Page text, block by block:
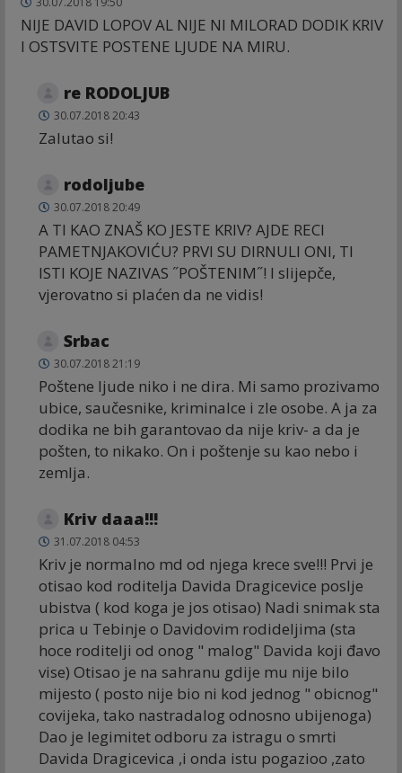
NIJE DAVID LOPOV AL NIJE NI MILORAD DODIK KRIV
I OSTSVITE POSTENE LJUDE NA MIRU.
re RODOLJUB
30.07.2018 20:43
Zalutao si!
rodoljube
30.07.2018 20:49
A TI KAO ZNAŠ KO JESTE KRIV? AJDE RECI
PAMETNJAKOVIĆU? PRVI SU DIRNULI ONI, TI
ISTI KOJE NAZIVAS ˝POŠTENIM˝! I slijepče,
vjerovatno si plaćen da ne vidis!
Srbac
30.07.2018 21:19
Poštene ljude niko i ne dira. Mi samo prozivamo
ubice, saučesnike, kriminalce i zle osobe. A ja za
dodika ne bih garantovao da nije kriv- a da je
pošten, to nikako. On i poštenje su kao nebo i
zemlja.
Kriv daaa!!!
31.07.2018 04:53
Kriv je normalno md od njega krece sve!!! Prvi je
otisao kod roditelja Davida Dragicevice poslje
ubistva ( kod koga je jos otisao) Nadi snimak sta
prica u Tebinje o Davidovim rodideljima (sta
hoce roditelji od onog " malog" Davida koji đavo
vise) Otisao je na sahranu gdije mu nije bilo
mijesto ( posto nije bio ni kod jednog " obicnog"
covijeka, tako nastradalog odnosno ubijenoga)
Dao je legimitet odboru za istragu o smrti
Davida Dragicevica ,i onda istu pogazioo ,zato